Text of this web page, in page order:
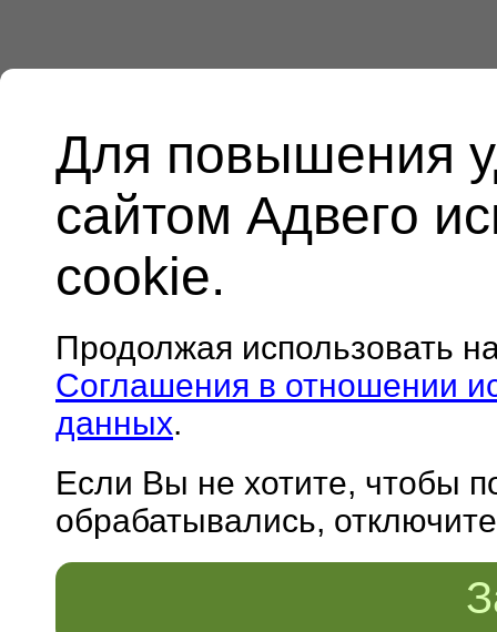
Для повышения
сайтом Адвего
cookie.
Продолжая использовать
Соглашения в отношении
данных.
Если Вы не хотите, чтобы
обрабатывались,